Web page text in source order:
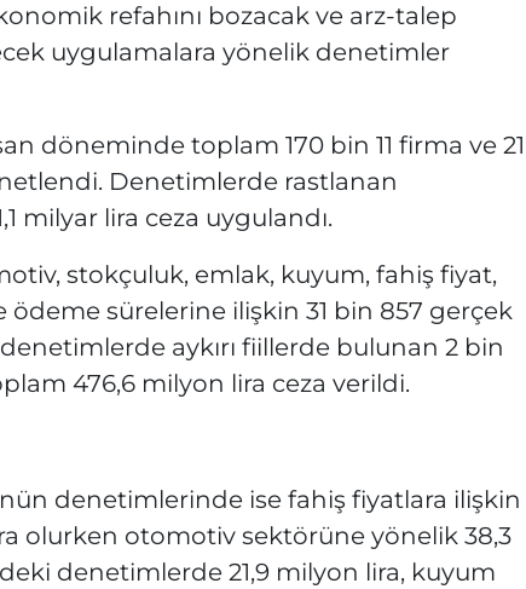
refahını bozacak ve arz-talep
uygulamalara yönelik denetimler
döneminde toplam 170 bin 11 firma ve 21
Denetimlerde rastlanan
milyar lira ceza uygulandı.
stokçuluk, emlak, kuyum, fahiş fiyat,
ödeme sürelerine ilişkin 31 bin 857 gerçek
aykırı fiillerde bulunan 2 bin
476,6 milyon lira ceza verildi.
denetimlerinde ise fahiş fiyatlara ilişkin
olurken otomotiv sektörüne yönelik 38,3
denetimlerde 21,9 milyon lira, kuyum